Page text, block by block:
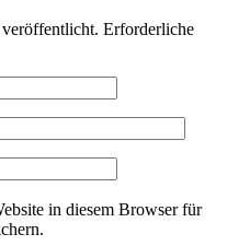
Erforderliche
in diesem Browser für